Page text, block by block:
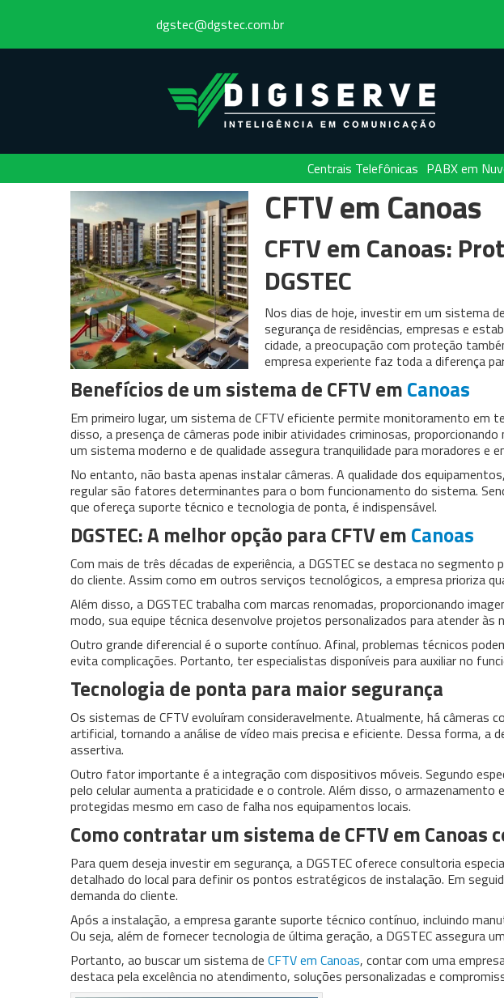
dgstec@dgstec.com.br
Centrais Telefônicas PABX em
CFTV em Canoas
CFTV em Canoas:
DGSTEC
Nos dias de hoje, investir em um sistema
segurança de residências, empresas e
cidade, a preocupação com proteção
empresa experiente faz toda a diferença
Benefícios de um sistema de CFTV emCanoas
Em primeiro lugar, um sistema de CFTV eficiente permite monitoramento em
disso, a presença de câmeras pode inibir atividades criminosas,
um sistema moderno e de qualidade assegura tranquilidade para moradores e
No entanto, não basta apenas instalar câmeras. A qualidade dos
regular são fatores determinantes para o bom funcionamento do sistema.
que ofereça suporte técnico e tecnologia de ponta, é indispensável.
DGSTEC: A melhor opção para CFTV emCanoas
Com mais de três décadas de experiência, a DGSTEC se destaca no
do cliente. Assim como em outros serviços tecnológicos, a empresa prioriza
Além disso, a DGSTEC trabalha com marcas renomadas, proporcionando
modo, sua equipe técnica desenvolve projetos personalizados para atender às
Outro grande diferencial é o suporte contínuo. Afinal, problemas técnicos
evita complicações. Portanto, ter especialistas disponíveis para auxiliar no
Tecnologia de ponta para maior segurança
Os sistemas de CFTV evoluíram consideravelmente. Atualmente, há câmeras
artificial, tornando a análise de vídeo mais precisa e eficiente. Dessa forma,
assertiva.
Outro fator importante é a integração com dispositivos móveis. Segundo
pelo celular aumenta a praticidade e o controle. Além disso, o
protegidas mesmo em caso de falha nos equipamentos locais.
Como contratar um sistema de CFTV em Canoas
Para quem deseja investir em segurança, a DGSTEC oferece consultoria
detalhado do local para definir os pontos estratégicos de instalação. Em
demanda do cliente.
Após a instalação, a empresa garante suporte técnico contínuo, incluindo
Ou seja, além de fornecer tecnologia de última geração, a DGSTEC assegura
Portanto, ao buscar um sistema de CFTV em Canoas, contar com uma
destaca pela excelência no atendimento, soluções personalizadas e